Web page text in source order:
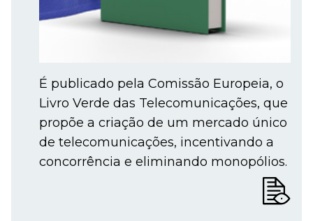
É publicado pela Comissão Europeia, o
Livro Verde das Telecomunicações, que
propõe a criação de um mercado único
de telecomunicações, incentivando a
concorrência e eliminando monopólios.